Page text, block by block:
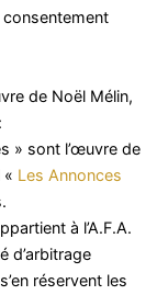
de Noël Mélin,
» sont l’œuvre de
« Les Annonces
à l’A.F.A.
d’arbitrage
réservent les